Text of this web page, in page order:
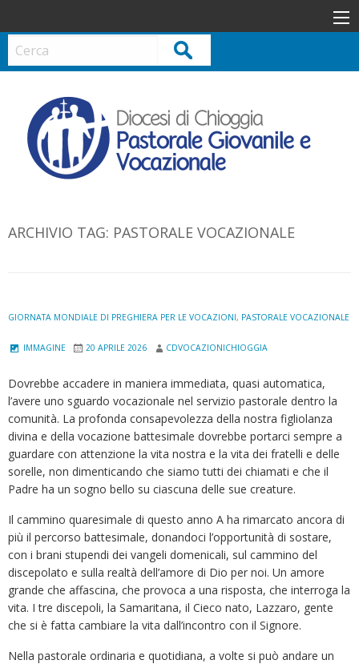
k
p
Cerca
ARCHIVIO TAG: PASTORALE VOCAZIONALE
GIORNATA MONDIALE DI PREGHIERA PER LE VOCAZIONI, PASTORALE VOCAZIONALE
IMMAGINE 20 APRILE 2026 CDVOCAZIONICHIOGGIA
Dovrebbe accadere in maniera immediata, quasi automatica,
l’avere uno sguardo vocazionale nel servizio pastorale dentro la
comunità. La profonda consapevolezza della nostra figliolanza
divina e della vocazione battesimale dovrebbe portarci sempre a
guardare con attenzione la vita nostra e la vita dei fratelli e delle
sorelle, non dimenticando che siamo tutti dei chiamati e che il
Padre ha un sogno bello su ciascuna delle sue creature.
Il cammino quaresimale di questo anno A ha rimarcato ancora di
più il percorso battesimale, donandoci l’opportunità di sostare,
con i brani stupendi dei vangeli domenicali, sul cammino del
discepolato e sulla realtà dell’amore di Dio per noi. Un amore
grande che affascina, che provoca a una risposta, che interroga la
vita. I tre discepoli, la Samaritana, il Cieco nato, Lazzaro, gente
che si è fatta cambiare la vita dall’incontro con il Signore.
Nella pastorale ordinaria e quotidiana, a volte si può andare un